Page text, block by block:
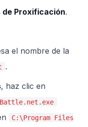
Proxificación.
el nombre de la
.
, haz clic en
Battle.net.exe
C:\Program Files